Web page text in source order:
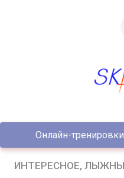
Онлайн-
ИНТЕРЕСНОЕ